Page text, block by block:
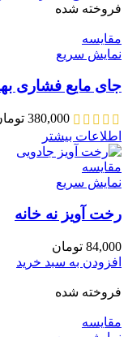
فروخته شده
مقايسه
نمایش سریع
جای مایع فشاری
380,000
اطلاعات بیشتر
مقايسه
نمایش سریع
رخت آویز نه خانه
84,000 تومان
افزودن به سبد خرید
فروخته شده
مقايسه